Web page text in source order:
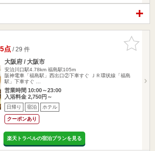
お気に入
りに追加
点/ 29 件
大阪府 / 大阪市
安治川口駅4.78km 福島駅105m
阪神電車「福島駅」西出口②下車すぐ ＪＲ環状線「福島
駅」下車すぐ …
営業時間 10:00～23:00
入浴料金 2,750円～
日帰り 宿泊 ホテル
クーポンあり
楽天トラベルの宿泊プランを見る